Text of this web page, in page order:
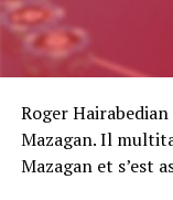
Roger Hairabedian
Mazagan. Il
Mazagan et s’est